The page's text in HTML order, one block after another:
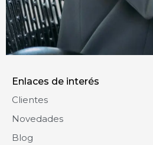
Enlaces de interés
Clientes
Novedades
Blog